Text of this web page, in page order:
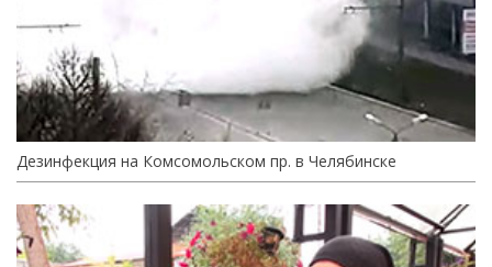
Дезинфекция на Комсомольском пр. в Челябинске